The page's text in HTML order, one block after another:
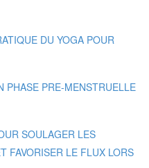
DU YOGA POUR
PHASE PRE-MENSTRUELLE
SOULAGER LES
FAVORISER LE FLUX LORS